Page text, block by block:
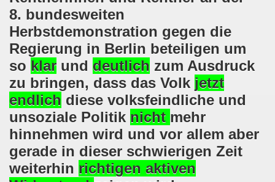
8. bundesweiten
Herbstdemonstration gegen die
Regierung in Berlin beteiligen um
so klar und deutlich zum Ausdruck
zu bringen, dass das Volk jetzt
endlich diese volksfeindliche und
unsoziale Politik nicht mehr
hinnehmen wird und vor allem aber
gerade in dieser schwierigen Zeit
weiterhin richtigen aktiven
mahnt am 09.03.2020 an Folgen von
Kampf (offener Brief von Frank Oettler aus Halle an
Bewegung demonstriert und protestiert am
Bewegung ruft auf am 17.02.2020 zur Demonstration
wird zum Tag X aufrufen
Bewegung am 14.10.2019 mit klarer Haltung gegen